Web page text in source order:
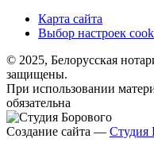
Карта сайта
Выбор настроек
© 2025, Белорусская
защищены.
При использовании
обязательна
Создание сайта — Студия